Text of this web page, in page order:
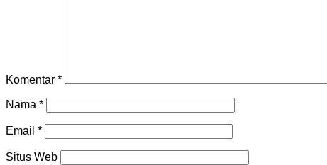
Komentar *
Nama *
Email *
Situs Web